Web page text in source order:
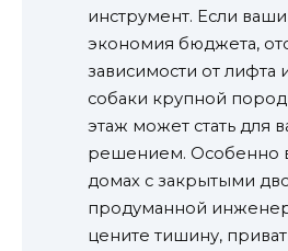
инструмент. Если
экономия бюджета,
зависимости от лифта
собаки крупной
этаж может стать для
решением. Особенно
домах с закрытыми
продуманной
цените тишину,